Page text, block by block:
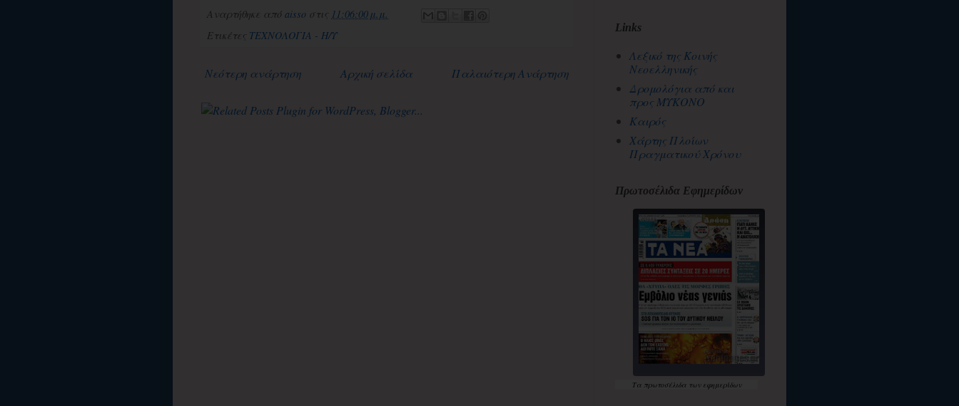
Αναρτήθηκε από aisso στις 11:06:00 μ.μ.
Ετικέτες ΤΕΧΝΟΛΟΓΙΑ - Η/Υ
Νεότερη ανάρτηση Παλαιότερη Ανάρτηση
Αρχική σελίδα
Links
Λεξικό της Κοινής
Νεοελληνικής
Δρομολόγια από και
προς ΜΥΚΟΝΟ
Καιρός
Χάρτης Πλοίων
Πραγματικού Χρόνου
Πρωτοσέλιδα Εφημερίδων
Τα πρωτοσέλιδατων εφημερίδων